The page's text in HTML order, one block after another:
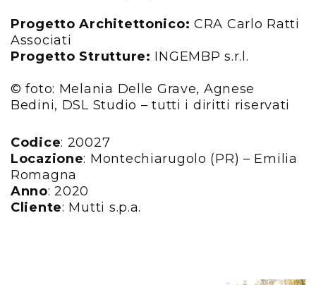
Progetto Architettonico: CRA Carlo Ratti
Associati
Progetto Strutture: INGEMBP s.r.l.
© foto: Melania Delle Grave, Agnese
Bedini, DSL Studio – tutti i diritti riservati
Codice: 20027
Locazione: Montechiarugolo (PR) – Emilia
Romagna
Anno: 2020
Cliente: Mutti s.p.a.